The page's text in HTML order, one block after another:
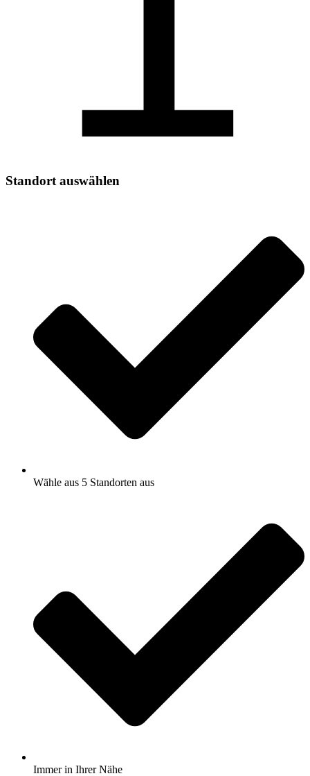
Standort auswählen
Wähle aus 5 Standorten aus
Immer in Ihrer Nähe